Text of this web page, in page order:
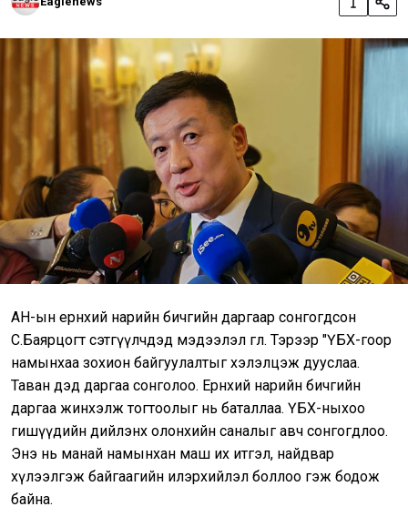
АН-ын ерөнхий нарийн бичгийн даргаар сонгогдсон
С.Баярцогт сэтгүүлчдэд мэдээлэл өглөө. Тэрээр "ҮБХ-гоор
намынхаа зохион байгуулалтыг хэлэлцэж дууслаа.
Таван дэд даргаа сонголоо. Ерөнхий нарийн бичгийн
даргаа жинхэлж тогтоолыг нь баталлаа. ҮБХ-ныхоо
гишүүдийн дийлэнх олонхийн саналыг авч сонгогдлоо.
Энэ нь манай намынхан маш их итгэл, найдвар
хүлээлгэж байгаагийн илэрхийлэл боллоо гэж бодож
байна.